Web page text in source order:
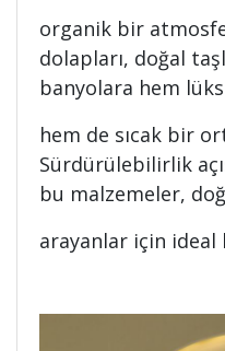
organik bir
dolapları, doğal
banyolara hem
hem de sıcak bir
Sürdürülebilirlik
bu malzemeler,
arayanlar için ideal